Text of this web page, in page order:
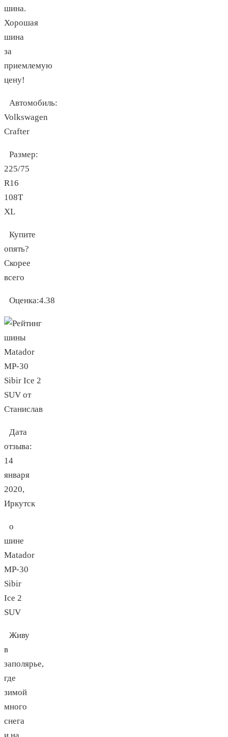
шина.
Хорошая
шина
за
приемлемую
цену!
Автомобиль:
Volkswagen
Crafter
Размер:
225/75
R16
108T
XL
Купите
опять?
Скорее
всего
Оценка:4.38
Дата
отзыва:
14
января
2020,
Иркутск
о
шине
Matador
MP-30
Sibir
Ice 2
SUV
Живу
в
заполярье,
где
зимой
много
снега